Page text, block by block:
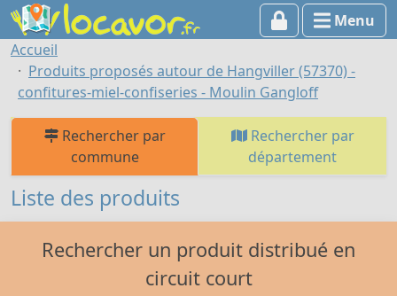
Menu
Accueil
Produits proposés autour de Hangviller (57370) -
confitures-miel-confiseries - Moulin Gangloff
Rechercher par
commune
Rechercher par
département
Liste des produits
Rechercher un produit distribué en
circuit court